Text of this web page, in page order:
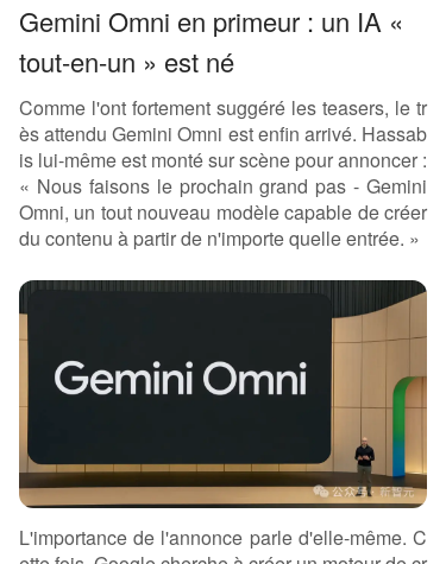
Gemini Omni en primeur : un IA «
tout-en-un » est né
Comme l'ont fortement suggéré les teasers, le tr
ès attendu Gemini Omni est enfin arrivé. Hassab
is lui-même est monté sur scène pour annoncer :
« Nous faisons le prochain grand pas - Gemini
Omni, un tout nouveau modèle capable de créer
du contenu à partir de n'importe quelle entrée. »
L'importance de l'annonce parle d'elle-même. C